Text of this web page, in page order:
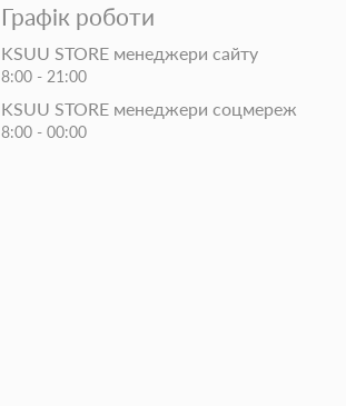
Графік роботи
KSUU STORE менеджери сайту
8:00 - 21:00
KSUU STORE менеджери соцмереж
8:00 - 00:00